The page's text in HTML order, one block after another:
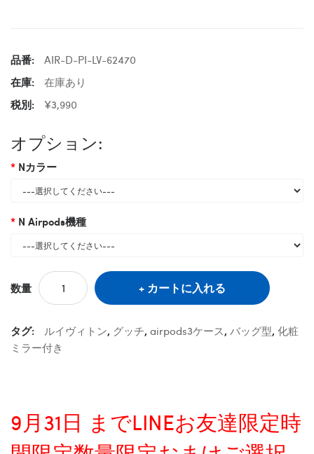
品番:
AIR-D-PI-LV-62470
在庫:
在庫あり
税別:
¥3,990
オプション:
Nカラー
N Airpods機種
数量 カートに入れる
タグ: ルイヴィトン, グッチ, airpods3ケース, バッグ型, 化粧
ミラー付き
9月31日 までLINEお友達限定時